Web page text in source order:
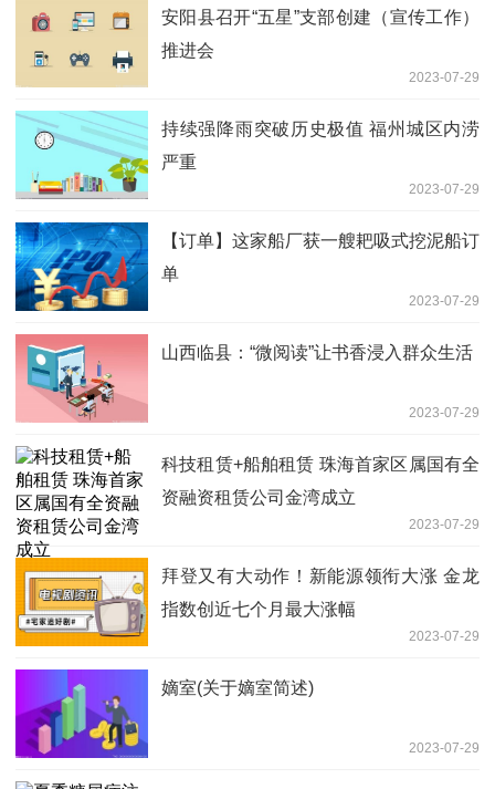
安阳县召开“五星”支部创建（宣传工作）
推进会
2023-07-29
持续强降雨突破历史极值 福州城区内涝
严重
2023-07-29
【订单】这家船厂获一艘耙吸式挖泥船订
单
2023-07-29
山西临县：“微阅读”让书香浸入群众生活
2023-07-29
科技租赁+船舶租赁 珠海首家区属国有全
资融资租赁公司金湾成立
2023-07-29
拜登又有大动作！新能源领衔大涨 金龙
指数创近七个月最大涨幅
2023-07-29
嫡室(关于嫡室简述)
2023-07-29